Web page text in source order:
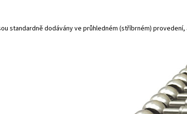
standardně dodávány ve průhledném (stříbrném)